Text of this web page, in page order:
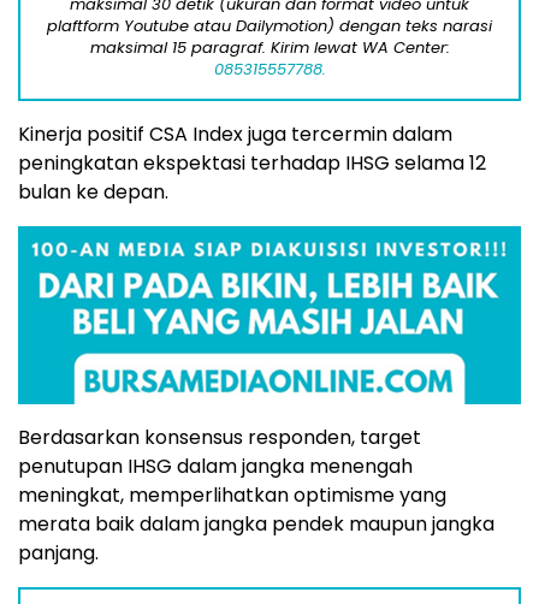
plaftform Youtube atau Dailymotion) dengan teks narasi
maksimal 15 paragraf. Kirim lewat WA Center:
085315557788.
Kinerja positif CSA Indexjuga tercermindalam
peningkatanekspektasi terhadap IHSG selama12
bulan kedepan.
Berdasarkan konsensus responden, target
penutupan IHSG dalamjangka menengah
meningkat, memperlihatkanoptimismeyang
merata baikdalamjangka pendek maupunjangka
panjang.